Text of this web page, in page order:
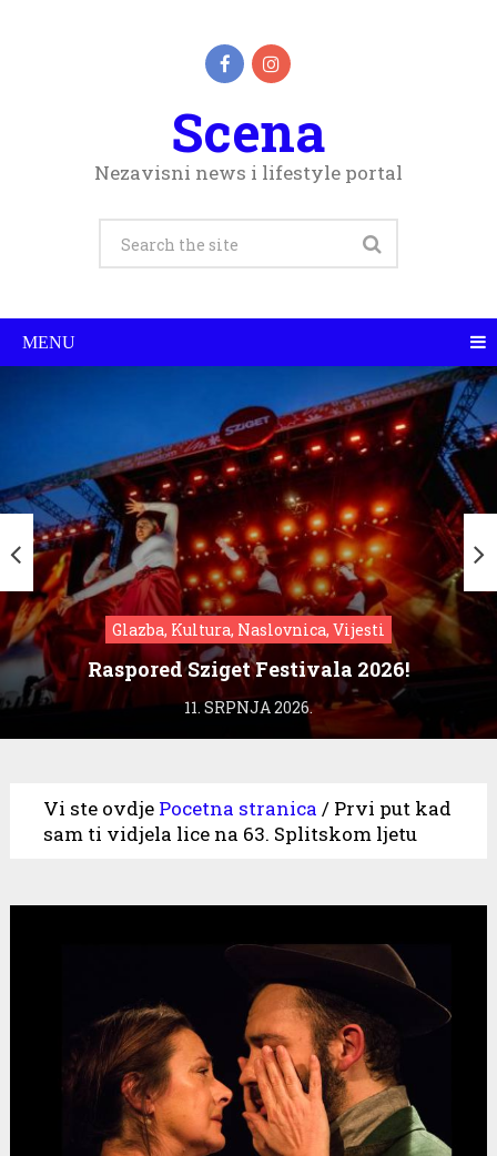
Scena
Nezavisni news i lifestyle portal
MENU
Glazba, Kultura, Naslovnica, Vijesti
Raspored Sziget Festivala 2026!
11. SRPNJA 2026.
Vi ste ovdje Pocetna stranica / Prvi put kad
sam ti vidjela lice na 63. Splitskom ljetu